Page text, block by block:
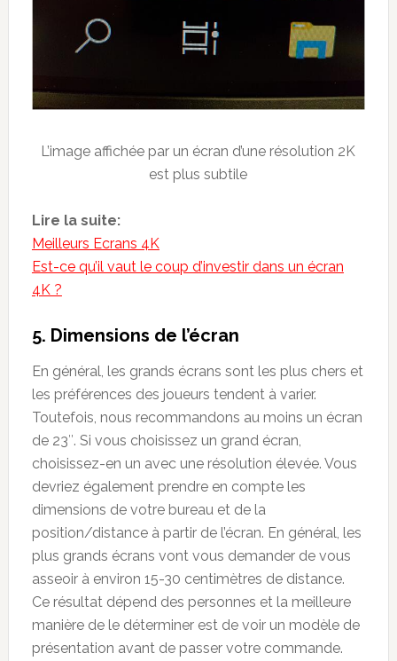
L’image affichée par un écran d’une résolution 2K
est plus subtile
Lire la suite:
Meilleurs Ecrans 4K
Est-ce qu’il vaut le coup d’investir dans un écran
4K ?
5. Dimensions de l’écran
En général, les grands écrans sont les plus chers et
les préférences des joueurs tendent à varier.
Toutefois, nous recommandons au moins un écran
de 23″. Si vous choisissez un grand écran,
choisissez-en un avec une résolution élevée. Vous
devriez également prendre en compte les
dimensions de votre bureau et de la
position/distance à partir de l’écran. En général, les
plus grands écrans vont vous demander de vous
asseoir à environ 15-30 centimètres de distance.
Ce résultat dépend des personnes et la meilleure
manière de le déterminer est de voir un modèle de
présentation avant de passer votre commande.